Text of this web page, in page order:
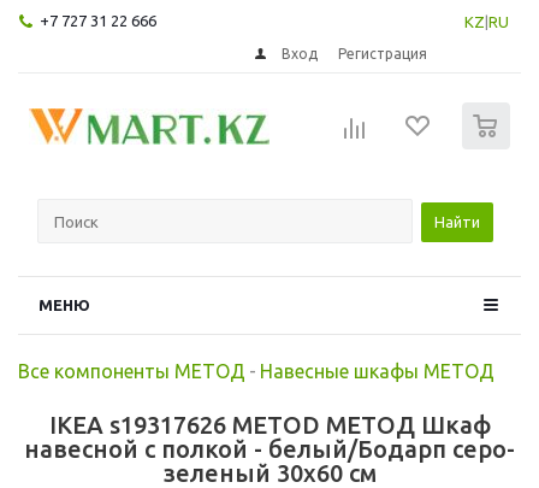
+7 727 31 22 666 KZ RU
Вход Регистрация
Найти
МЕНЮ
Все компоненты МЕТОД - Навесные шкафы МЕТОД
IKEA s19317626 METOD МЕТОД Шкаф
навесной с полкой - белый/Бодарп серо-
зеленый 30x60 см